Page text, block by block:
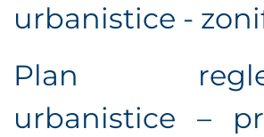
urbanistice -
Plan
urbanistice –